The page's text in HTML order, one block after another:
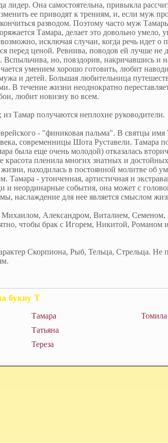
лидер. Она самостоятельна, привыкла
ее приводят к трениям, и, если муж
разводом. Поэтому часто муж
Тамара, делает это довольно умело,
исключая случаи, когда речь идет о
перед ценой. Ревнива, поводов ей лучше не
Вспыльчива, но, повздорив, накричавшись и
умением хорошо готовить, любит
и детей. Большая любительница
В течение жизни неоднократно
любит новизну во всем.
из Тамар получаются неплохие руководители.
- "финиковая пальма". В святцы
современницы Шота Руставели. Тамара
была еще очень молодой) отказалась
красота пленила многих знатных и
жизни, находилась в постоянной молитве об
Тамара - утонченная, артистичная и
и неординарные события, она может с
наслаждение для нее является смыслом
Михаилом, Александром, Виталием, Семеном,
чтобы брак с Игорем, Никитой, Романом
Скорпиона, Рыб, Тельца, Стрельца. Не
букву Т
Тамара
Татьяна
Тереза
Томила